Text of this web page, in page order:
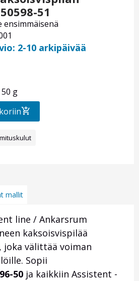
51
2-10 arkipäivää
g
mallit
line / Ankarsrum
kaksoisvispilää
joka välittää voiman
Sopii
50 ja kaikkiin Assistent -